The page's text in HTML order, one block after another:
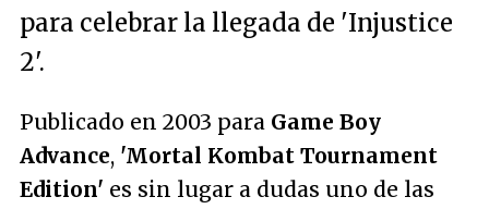
para celebrar la llegada de 'Injustice
2'.
Publicado en 2003 para Game Boy
Advance, 'Mortal Kombat Tournament
Edition' es sin lugar a dudas uno de las